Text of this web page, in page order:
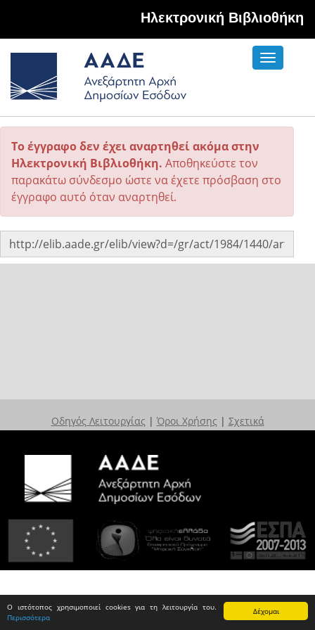
Δέχομαι
Ο ιστότοπος χρησιμοποιεί cookies για τη λειτουργία του.
Περισσότερα
Hλεκτρονική Βιβλιοθήκη
Toggle
Το έγγραφο δεν έχει αναρτηθεί ακόμα στην
Ηλεκτρονική Βιβλιοθήκη. Αποθηκεύστε τον
παρακάτω σύνδεσμο ώστε να έχετε πρόσβαση στο
έγγραφο αυτό όταν αναρτηθεί.
Οδηγός Λειτουργίας | Όροι Χρήσης | Σχετικά